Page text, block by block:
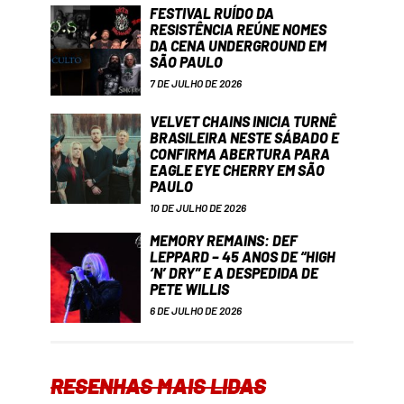
FESTIVAL RUÍDO DA
RESISTÊNCIA REÚNE NOMES
DA CENA UNDERGROUND EM
SÃO PAULO
7 DE JULHO DE 2026
VELVET CHAINS INICIA TURNÊ
BRASILEIRA NESTE SÁBADO E
CONFIRMA ABERTURA PARA
EAGLE EYE CHERRY EM SÃO
PAULO
10 DE JULHO DE 2026
MEMORY REMAINS: DEF
LEPPARD – 45 ANOS DE “HIGH
‘N’ DRY” E A DESPEDIDA DE
PETE WILLIS
6 DE JULHO DE 2026
RESENHAS MAIS LIDAS